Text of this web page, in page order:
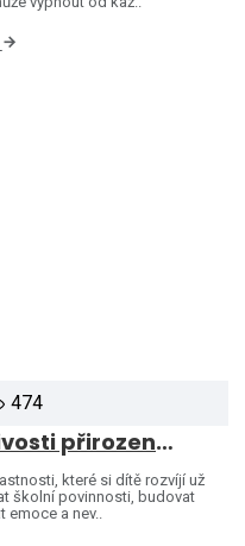
474
Jak naučit děti trpělivosti přirozenou cestou
které si dítě rozvíjí už
školní povinnosti, budovat
emoce a nev..